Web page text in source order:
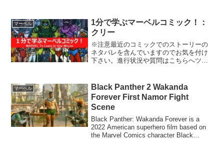
マーベル
1分で学ぶマーベルコミック！：
クリー
※注意最近のコミックでのストーリーの
ネタバレを含んでいますのでお気を付け
下さい。進行状況や質問はこちらへツイ
マーベル
Black Panther 2 Wakanda
Forever First Namor Fight
Scene
Black Panther: Wakanda Forever is a
2022 American superhero film based on
the Marvel Comics character Black